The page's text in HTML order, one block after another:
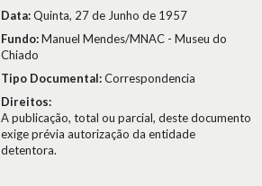
Data:Quinta, 27 de Junho de 1957
Fundo:Manuel Mendes/MNAC - Museu do
Chiado
Tipo Documental:Correspondencia
Direitos:
A publicação, total ou parcial, deste documento
exige prévia autorização da entidade
detentora.